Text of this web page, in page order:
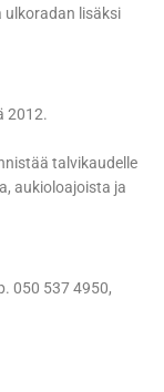
lisäksi
2012.
talvikaudelle
aukioloajoista ja
050 537 4950,